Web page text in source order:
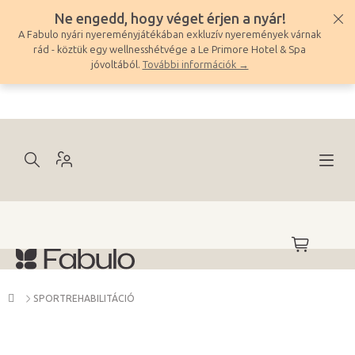
tartalomhoz
Ne engedd, hogy véget érjen a nyár!
A Fabulo nyári nyereményjátékában exkluzív nyeremények várnak
rád - köztük egy wellnesshétvége a Le Primore Hotel & Spa
jóvoltából. További információk →
KOSÁR
Kezdőlap
SPORTREHABILITÁCIÓ